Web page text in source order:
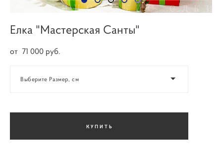
Елка "Мастерская Санты"
от 71 000 pуб.
Выберите Размер, см
КУПИТЬ